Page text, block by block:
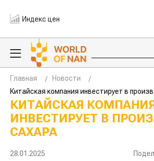
Индекс цен
Главная
Новости
Китайская компания инвестирует в
КИТАЙСКАЯ
ИНВЕСТИРУЕТ В
САХАРА
28.01.2025